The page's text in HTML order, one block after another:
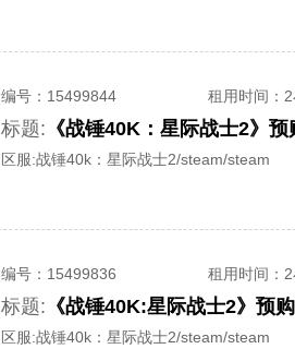
编号： 15499844 租用时间 ：
标题: 《战锤40K：星际战士2》
区服:战锤40k：星际战士2/steam/steam
编号： 15499836 租用时间 ：
标题: 《战锤40K:星际战士2》预
区服:战锤40k：星际战士2/steam/steam